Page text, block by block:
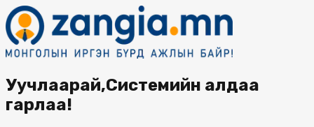
Уучлаарай,Системийн алдаа
гарлаа!